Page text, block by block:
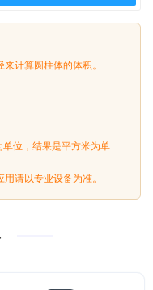
计算圆柱体的体积。
位，结果是平方米为单
请以专业设备为准。